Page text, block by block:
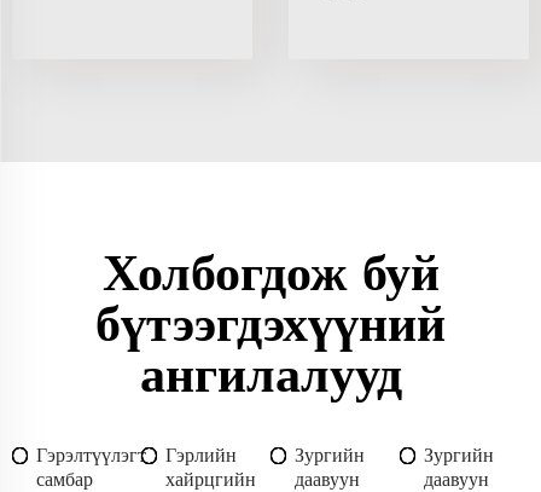
Холбогдож буй
бүтээгдэхүүний
ангилалууд
Гэрэлтүүлэгт
самбар
Гэрлийн
хайрцгийн
Зургийн
даавуун
Зургийн
даавуун